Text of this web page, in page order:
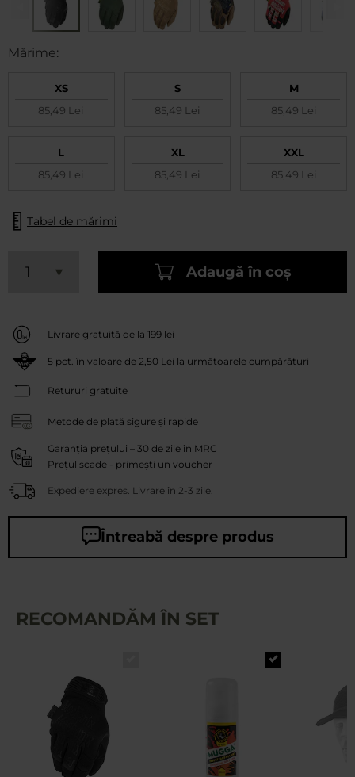
Mărime:
XS
85,49 Lei
S
85,49 Lei
M
85,49 Lei
L
85,49 Lei
XL
85,49 Lei
XXL
85,49 Lei
Tabel de mărimi
Adaugă în coș
Livrare gratuită de la 199 lei
5 pct. în valoare de 2,50 Lei la următoarele cumpărături
Retururi gratuite
Metode de plată sigure și rapide
Garanția prețului – 30 de zile în MRC
Prețul scade - primești un voucher
Expediere expres. Livrare în 2-3 zile.
Întreabă despre produs
RECOMANDĂM ÎN SET